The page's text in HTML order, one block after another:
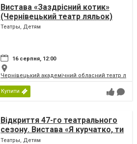
Вистава «Заздрісний котик»
(Чернівецький театр ляльок)
Театры, Детям
16 серпня, 12:00
Чернівецький академічний обласний театр
Купити
Відкриття 47-го театрального
сезону. Вистава «Я курчатко, ти
курчатко» (Чернівецький театр
Театры, Детям